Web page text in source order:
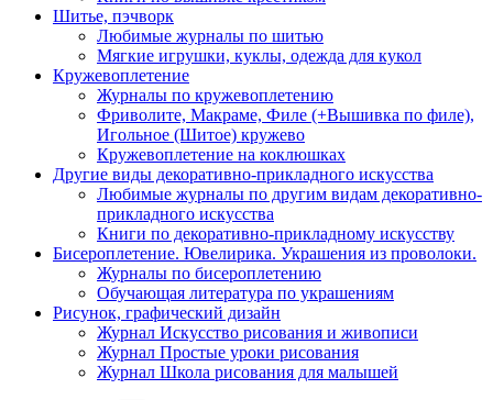
Шитье, пэчворк
Любимые журналы по шитью
Мягкие игрушки, куклы, одежда для кукол
Кружевоплетение
Журналы по кружевоплетению
Фриволите, Макраме, Филе (+Вышивка по филе),
Игольное (Шитое) кружево
Кружевоплетение на коклюшках
Другие виды декоративно-прикладного искусства
Любимые журналы по другим видам декоративно-
прикладного искусства
Книги по декоративно-прикладному искусству
Бисероплетение. Ювелирика. Украшения из проволоки.
Журналы по бисероплетению
Обучающая литература по украшениям
Рисунок, графический дизайн
Журнал Искусство рисования и живописи
Журнал Простые уроки рисования
Журнал Школа рисования для малышей